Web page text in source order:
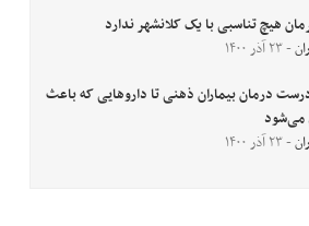
هیچ تناسبی با یک کلانشهر ندارد
- ۲۳ آذر ۱۴۰۰
نادرست درمان بیماران ذهنی تا دارو‌هایی که باعث
- ۲۳ آذر ۱۴۰۰